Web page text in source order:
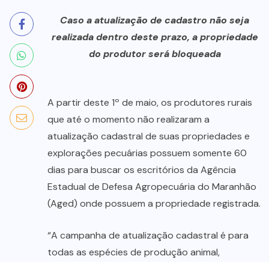
Caso a atualização de cadastro não seja
realizada dentro deste prazo, a propriedade
do produtor será bloqueada
A partir deste 1º de maio, os produtores rurais
que até o momento não realizaram a
atualização cadastral de suas propriedades e
explorações pecuárias possuem somente 60
dias para buscar os escritórios da Agência
Estadual de Defesa Agropecuária do Maranhão
(Aged) onde possuem a propriedade registrada.
“A campanha de atualização cadastral é para
todas as espécies de produção animal,